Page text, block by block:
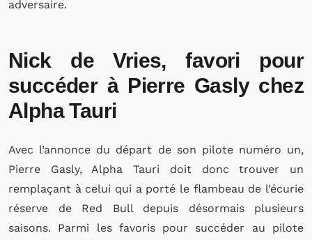
adversaire.
Nick de Vries, favori pour
succéder à Pierre Gasly chez
Alpha Tauri
Avec l’annonce du départ de son pilote numéro un,
Pierre Gasly, Alpha Tauri doit donc trouver un
remplaçant à celui qui a porté le flambeau de l’écurie
réserve de Red Bull depuis désormais plusieurs
saisons. Parmi les favoris pour succéder au pilote